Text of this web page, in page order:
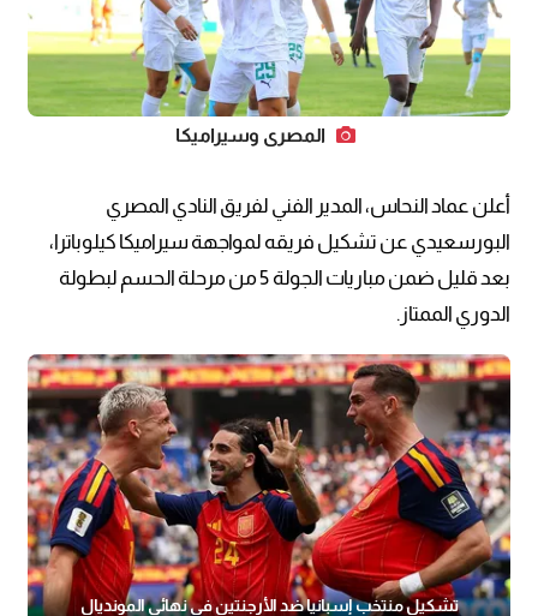
المصري وسيراميكا
أعلن عماد النحاس، المدير الفني لفريق النادي المصري
البورسعيدي عن تشكيل فريقه لمواجهة سيراميكا كيلوباترا،
بعد قليل ضمن مباريات الجولة 5 من مرحلة الحسم لبطولة
الدوري الممتاز.
تشكيل منتخب إسبانيا ضد الأرجنتين في نهائي المونديال